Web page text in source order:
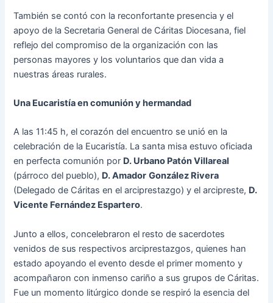
También se contó con la reconfortante presencia y el
apoyo de la Secretaria General de Cáritas Diocesana, fiel
reflejo del compromiso de la organización con las
personas mayores y los voluntarios que dan vida a
nuestras áreas rurales.
Una Eucaristía en comunión y hermandad
A las 11:45 h, el corazón del encuentro se unió en la
celebración de la Eucaristía. La santa misa estuvo oficiada
en perfecta comunión por D. Urbano Patón Villareal
(párroco del pueblo), D. Amador González Rivera
(Delegado de Cáritas en el arciprestazgo) y el arcipreste, D.
Vicente Fernández Espartero.
Junto a ellos, concelebraron el resto de sacerdotes
venidos de sus respectivos arciprestazgos, quienes han
estado apoyando el evento desde el primer momento y
acompañaron con inmenso cariño a sus grupos de Cáritas.
Fue un momento litúrgico donde se respiró la esencia del